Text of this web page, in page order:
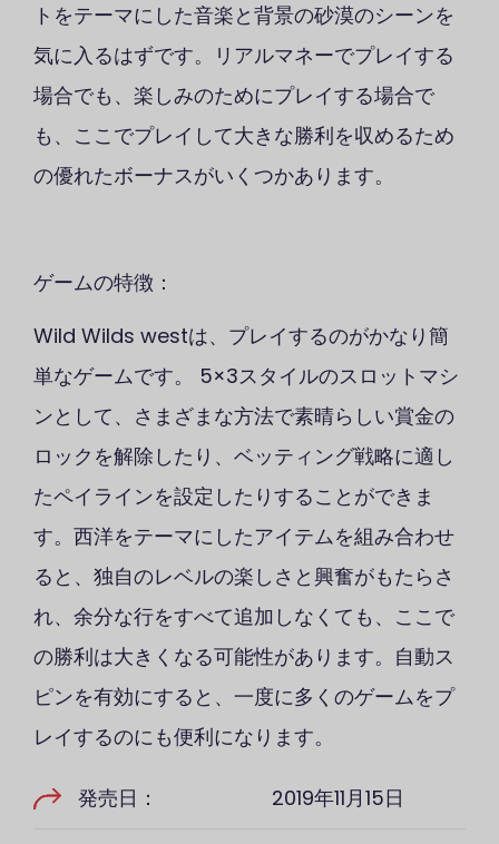
トをテーマにした音楽と背景の砂漠のシーンを
気に入るはずです。リアルマネーでプレイする
場合でも、楽しみのためにプレイする場合で
も、ここでプレイして大きな勝利を収めるため
の優れたボーナスがいくつかあります。
ゲームの特徴：
Wild Wilds westは、プレイするのがかなり簡
単なゲームです。 5×3スタイルのスロットマシ
ンとして、さまざまな方法で素晴らしい賞金の
ロックを解除したり、ベッティング戦略に適し
たペイラインを設定したりすることができま
す。西洋をテーマにしたアイテムを組み合わせ
ると、独自のレベルの楽しさと興奮がもたらさ
れ、余分な行をすべて追加しなくても、ここで
の勝利は大きくなる可能性があります。自動ス
ピンを有効にすると、一度に多くのゲームをプ
レイするのにも便利になります。
発売日： 2019年11月15日